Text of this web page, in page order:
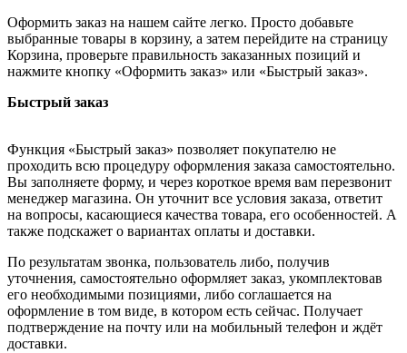
Оформить заказ на нашем сайте легко. Просто добавьте
выбранные товары в корзину, а затем перейдите на страницу
Корзина, проверьте правильность заказанных позиций и
нажмите кнопку «Оформить заказ» или «Быстрый заказ».
Быстрый заказ
Функция «Быстрый заказ» позволяет покупателю не
проходить всю процедуру оформления заказа самостоятельно.
Вы заполняете форму, и через короткое время вам перезвонит
менеджер магазина. Он уточнит все условия заказа, ответит
на вопросы, касающиеся качества товара, его особенностей. А
также подскажет о вариантах оплаты и доставки.
По результатам звонка, пользователь либо, получив
уточнения, самостоятельно оформляет заказ, укомплектовав
его необходимыми позициями, либо соглашается на
оформление в том виде, в котором есть сейчас. Получает
подтверждение на почту или на мобильный телефон и ждёт
доставки.